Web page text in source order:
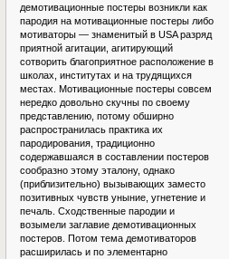
демотивационные постеры возникли как
пародия на мотивационные постеры либо
мотиваторы — знаменитый в USA разряд
приятной агитации, агитирующий
сотворить благоприятное расположение в
школах, институтах и на трудящихся
местах. Мотивационные постеры совсем
нередко довольно скучны по своему
представлению, потому обширно
распространилась практика их
пародирования, традиционно
содержавшаяся в составлении постеров
сообразно этому эталону, однако
(приблизительно) вызывающих заместо
позитивных чувств уныние, угнетение и
печаль. Сходственные пародии и
возымели заглавие демотивационных
постеров. Потом тема демотиваторов
расширилась и по элементарно